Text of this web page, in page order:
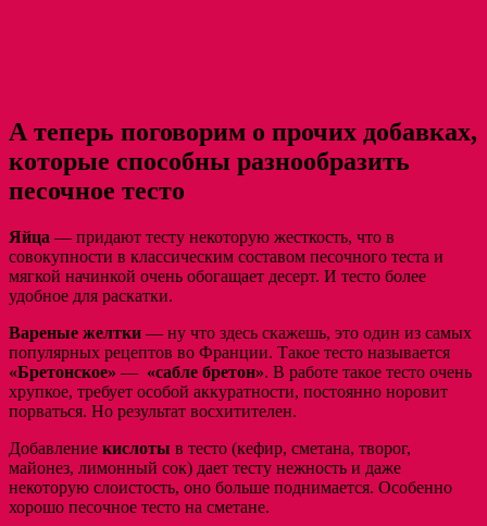
А теперь поговорим о прочих добавках,
которые способны разнообразить
песочное тесто
Яйца — придают тесту некоторую жесткость, что в
совокупности в классическим составом песочного теста и
мягкой начинкой очень обогащает десерт. И тесто более
удобное для раскатки.
Вареные желтки — ну что здесь скажешь, это один из самых
популярных рецептов во Франции. Такое тесто называется
«Бретонское» — «сабле бретон». В работе такое тесто очень
хрупкое, требует особой аккуратности, постоянно норовит
порваться. Но результат восхитителен.
Добавление кислоты в тесто (кефир, сметана, творог,
майонез, лимонный сок) дает тесту нежность и даже
некоторую слоистость, оно больше поднимается. Особенно
хорошо песочное тесто на сметане.